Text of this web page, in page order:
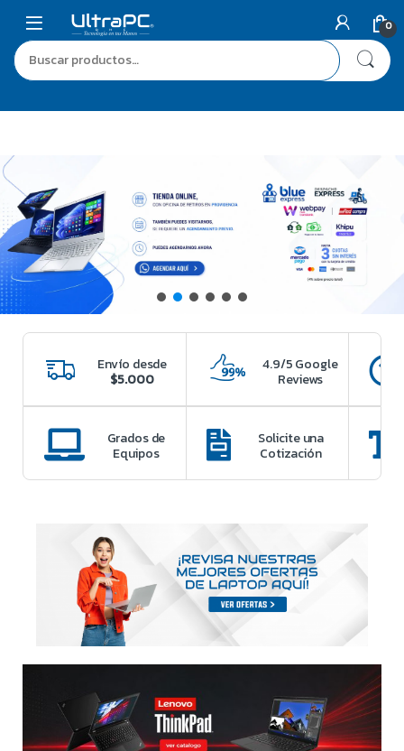
0
Envío desde
$5.000
4.9/5 Google
Reviews
Grados de
Equipos
Solicite una
Cotización